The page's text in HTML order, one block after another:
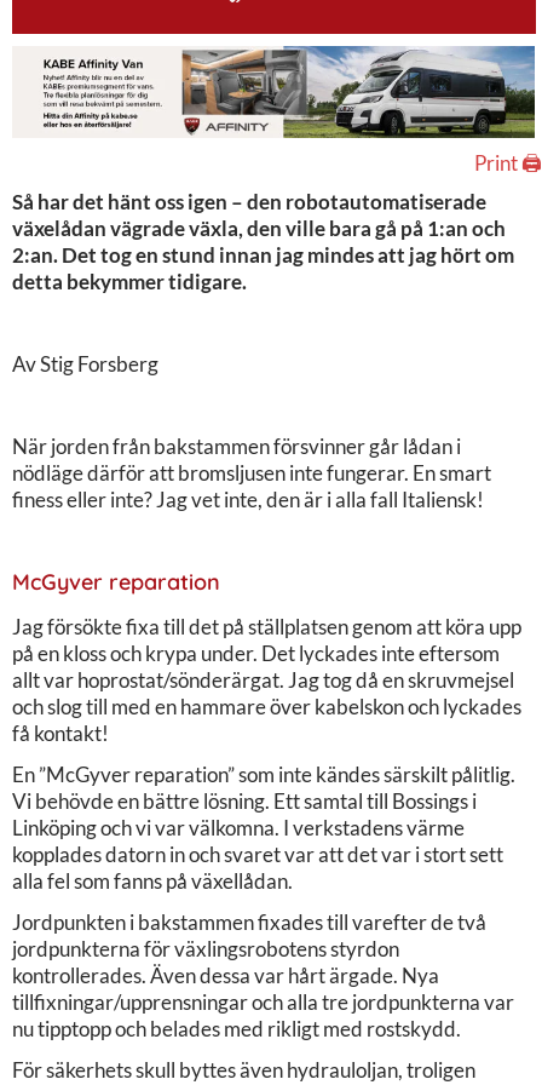
Print 🖨
Så har det hänt oss igen – den robotautomatiserade
växelådan vägrade växla, den ville bara gå på 1:an och
2:an. Det tog en stund innan jag mindes att jag hört om
detta bekymmer tidigare.
Av Stig Forsberg
När jorden från bakstammen försvinner går lådan i
nödläge därför att bromsljusen inte fungerar. En smart
finess eller inte? Jag vet inte, den är i alla fall Italiensk!
McGyver reparation
Jag försökte fixa till det på ställplatsen genom att köra upp
på en kloss och krypa under. Det lyckades inte eftersom
allt var hoprostat/sönderärgat. Jag tog då en skruvmejsel
och slog till med en hammare över kabelskon och lyckades
få kontakt!
En ”McGyver reparation” som inte kändes särskilt pålitlig.
Vi behövde en bättre lösning. Ett samtal till Bossings i
Linköping och vi var välkomna. I verkstadens värme
kopplades datorn in och svaret var att det var i stort sett
alla fel som fanns på växellådan.
Jordpunkten i bakstammen fixades till varefter de två
jordpunkterna för växlingsrobotens styrdon
kontrollerades. Även dessa var hårt ärgade. Nya
tillfixningar/upprensningar och alla tre jordpunkterna var
nu tipptopp och belades med rikligt med rostskydd.
För säkerhets skull byttes även hydrauloljan, troligen